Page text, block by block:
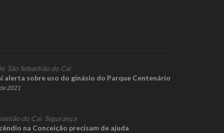
, São Sebastião do Caí
alerta sobre uso do ginásio do Parque Centenário
2021
do Caí, Segurança
na Conceição precisam de ajuda